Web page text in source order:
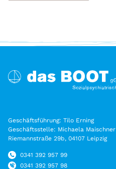
Geschäftsführung: Tilo Erning
Geschäftsstelle: Michaela Maischner
Riemannstraße 29b, 04107 Leipzig
0341 392 957 99
0341 392 957 98